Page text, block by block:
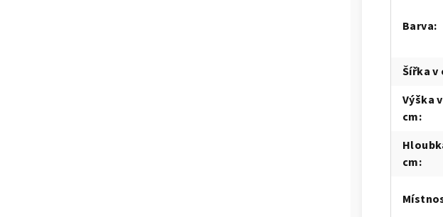
Barva:
Šířka v
Výška v
cm:
cm: